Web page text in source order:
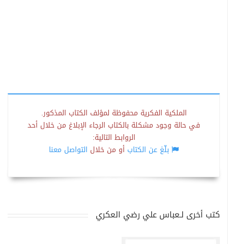
الملكية الفكرية محفوظة لمؤلف الكتاب المذكور.
في حالة وجود مشكلة بالكتاب الرجاء الإبلاغ من خلال أحد
الروابط التالية:
بلّغ عن الكتاب أو من خلال التواصل معنا
كتب أخرى لـعباس علي رضي العكري